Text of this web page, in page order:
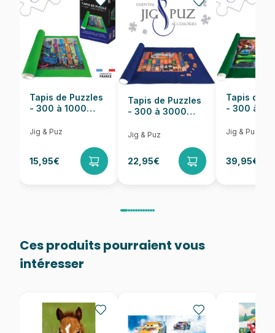
Nombre de pièces 54 pièces
Dimensions 20 x 13 cm
Tapis de Puzzles
- 300 à 1000
Jig & Puz
15,95€
Tapis de Puzzles
- 300 à 3000
Jig & Puz
22,95€
Tapis de
- 300 à
Jig & Puz
39,95€
Ces produits pourraient vous
intéresser